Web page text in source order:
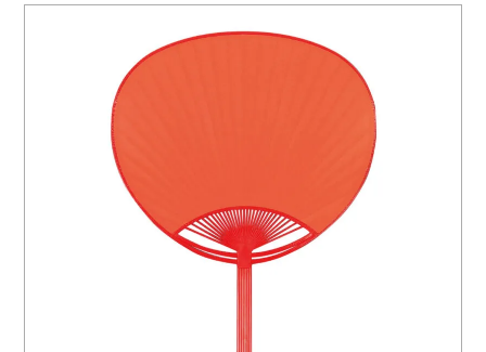
ご利用ガイド
お役立ち情報
よくあるご質問